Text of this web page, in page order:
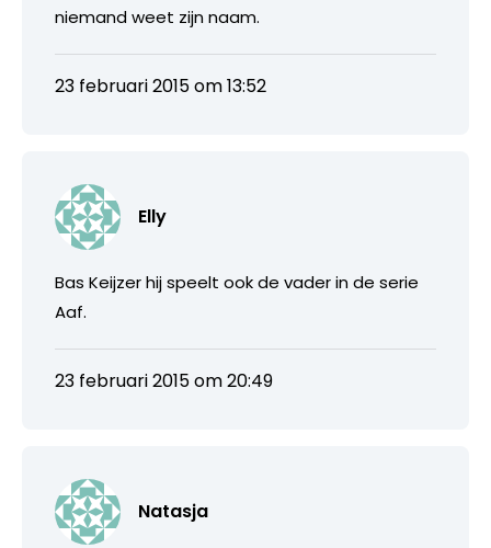
niemand weet zijn naam.
23 februari 2015 om 13:52
Elly
Bas Keijzer hij speelt ook de vader in de serie
Aaf.
23 februari 2015 om 20:49
Natasja